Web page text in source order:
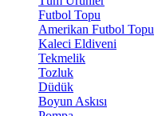
Futbol Topu
Amerikan Futbol Topu
Kaleci Eldiveni
Tekmelik
Tozluk
Düdük
Boyun Askısı